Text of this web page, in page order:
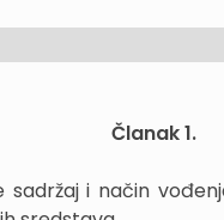
Članak 1.
i način